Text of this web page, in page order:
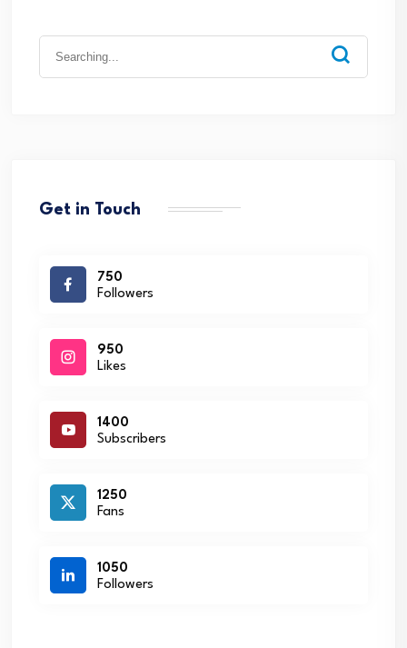
Get in Touch
750
Followers
950
Likes
1400
Subscribers
1250
Fans
1050
Followers